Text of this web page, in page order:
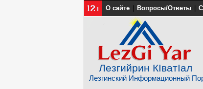
О сайте Вопросы/Ответы
Лезгийрин КIватIал
Лезгинский Информационный